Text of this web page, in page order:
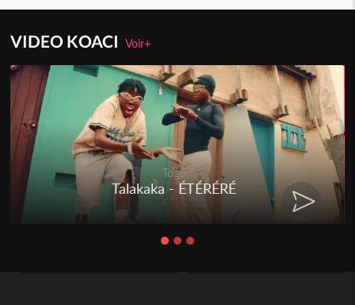
VIDEO KOACIVoir+
Togo
Talakaka - ÉTÉRÉRÉ